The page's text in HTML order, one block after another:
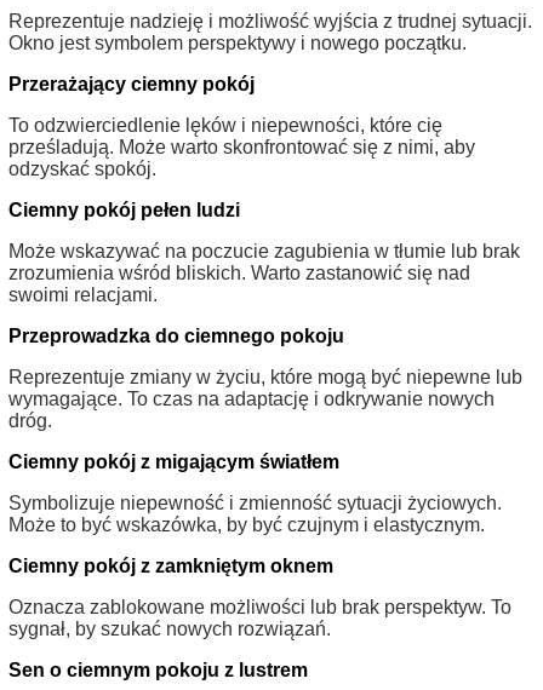
Reprezentuje nadzieję i możliwość wyjścia z trudnej sytuacji.
Okno jest symbolem perspektywy i nowego początku.
Przerażający ciemny pokój
To odzwierciedlenie lęków i niepewności, które cię
prześladują. Może warto skonfrontować się z nimi, aby
odzyskać spokój.
Ciemny pokój pełen ludzi
Może wskazywać na poczucie zagubienia w tłumie lub brak
zrozumienia wśród bliskich. Warto zastanowić się nad
swoimi relacjami.
Przeprowadzka do ciemnego pokoju
Reprezentuje zmiany w życiu, które mogą być niepewne lub
wymagające. To czas na adaptację i odkrywanie nowych
dróg.
Ciemny pokój z migającym światłem
Symbolizuje niepewność i zmienność sytuacji życiowych.
Może to być wskazówka, by być czujnym i elastycznym.
Ciemny pokój z zamkniętym oknem
Oznacza zablokowane możliwości lub brak perspektyw. To
sygnał, by szukać nowych rozwiązań.
Sen o ciemnym pokoju z lustrem